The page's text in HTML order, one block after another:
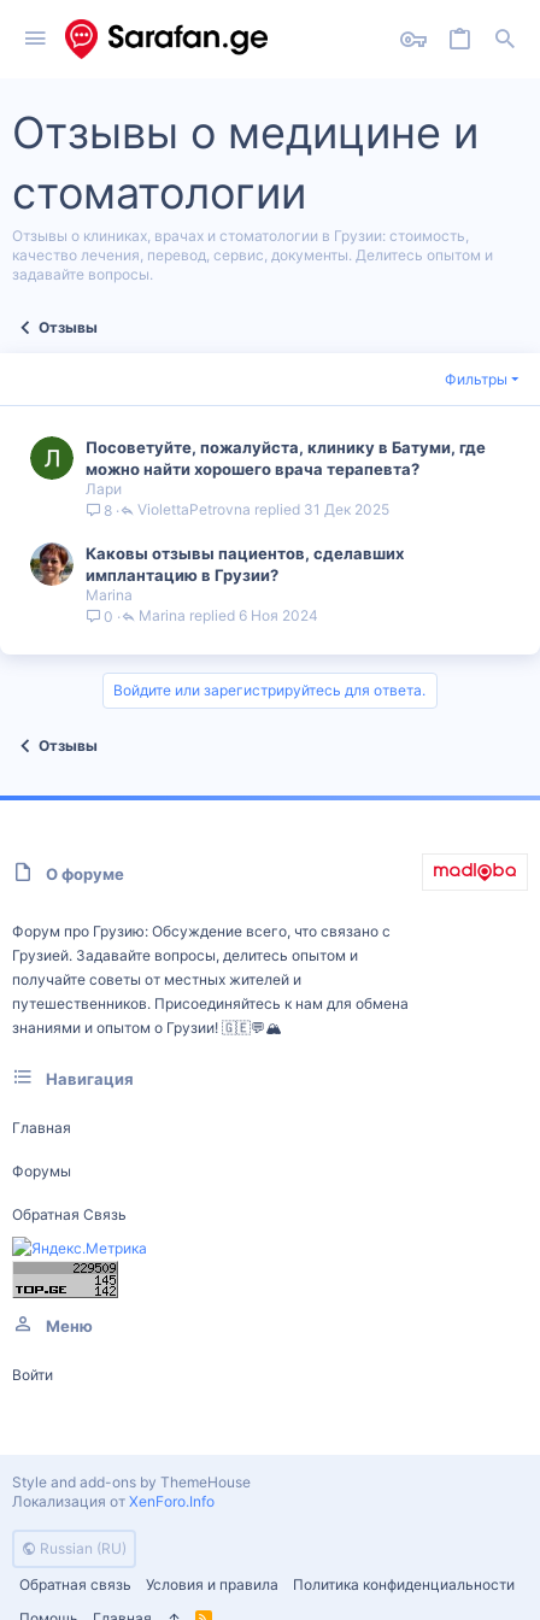
Отзывы о медицине и
стоматологии
Отзывы о клиниках, врачах и стоматологии в Грузии: стоимость,
качество лечения, перевод, сервис, документы. Делитесь опытом и
задавайте вопросы.
Отзывы
Фильтры
Посоветуйте, пожалуйста, клинику в Батуми, где
можно найти хорошего врача терапевта?
Лари
8
31 Дек 2025
ViolettaPetrovna
Каковы отзывы пациентов, сделавших
имплантацию в Грузии?
Marina
0
6 Ноя 2024
Marina
Войдите или зарегистрируйтесь для ответа.
Отзывы
О форуме
Форум про Грузию: Обсуждение всего, что связано с
Грузией. Задавайте вопросы, делитесь опытом и
получайте советы от местных жителей и
путешественников. Присоединяйтесь к нам для обмена
знаниями и опытом о Грузии! 🇬🇪💬🏔️
Навигация
Главная
Форумы
Обратная Связь
Меню
Войти
Russian (RU)
Обратная связь
Условия и правила
Политика конфиденциальности
R
Style and add-ons by ThemeHouse
Локализация от XenForo.Info